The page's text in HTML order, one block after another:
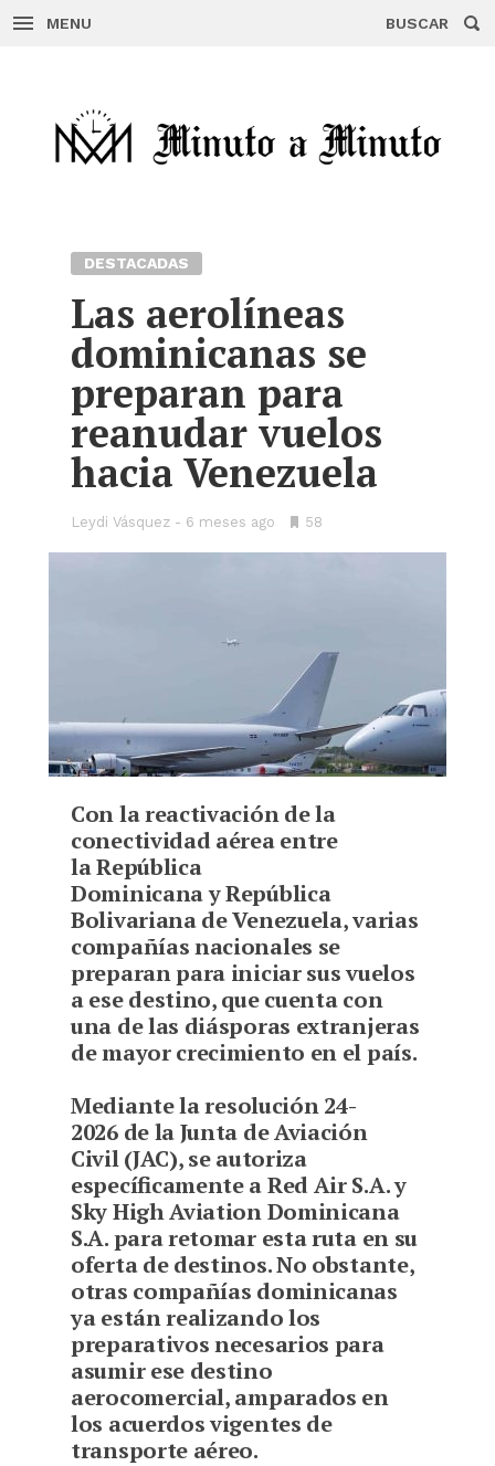
MENU BUSCAR
DESTACADAS
Las aerolíneas
dominicanas se
preparan para
reanudar vuelos
hacia Venezuela
Leydi Vásquez 6 meses ago
•58
Con la reactivación de la
conectividad aérea entre
la República
Dominicana y República
Bolivariana de Venezuela, varias
compañías nacionales se
preparan para iniciar sus vuelos
a ese destino, que cuenta con
una de las diásporas extranjeras
de mayor crecimiento en el país.
Mediante la resolución 24-
2026 de la Junta de Aviación
Civil (JAC), se autoriza
específicamente a Red Air S.A. y
Sky High Aviation Dominicana
S.A. para retomar esta ruta en su
oferta de destinos. No obstante,
otras compañías dominicanas
ya están realizando los
preparativos necesarios para
asumir ese destino
aerocomercial, amparados en
los acuerdos vigentes de
transporte aéreo.